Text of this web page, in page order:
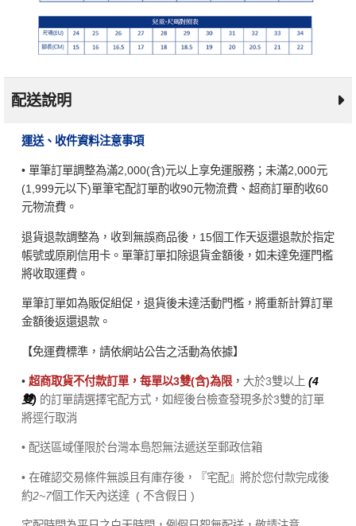
配送說明
運送、收件資料注意事項
• 單筆訂單調整為滿2,000(含)元以上享免運服務；未滿2,000元
(1,999元以下)單筆宅配訂單酌收90元物流費、超商訂單酌收60
元物流費。
退貨退款調整為，收到無誤商品後，15個工作天返還退款於指定
帳號或原刷信用卡。單筆訂單扣除退貨金額後，如未達免運門檻
將收取運費。
單筆訂單如為販促組促，退貨後未達活動門檻，將重新計算訂單
金額後返還退款。
【免運費標準，請依網站公告之活動為依據】
• 超商取貨不付款訂單，每單以3雙(含)為限， 大於3雙以上 (4
雙) 的訂單請選擇宅配方式，如經後台檢查發現多於3雙的訂單
將逕行取消
• 配送區域僅限於台灣本島恕無法遞送至郵政信箱
• 在確認交易條件無誤且有庫存後，『宅配』將於您付款完成後
約2~7個工作天內送達 ( 不含假日 )